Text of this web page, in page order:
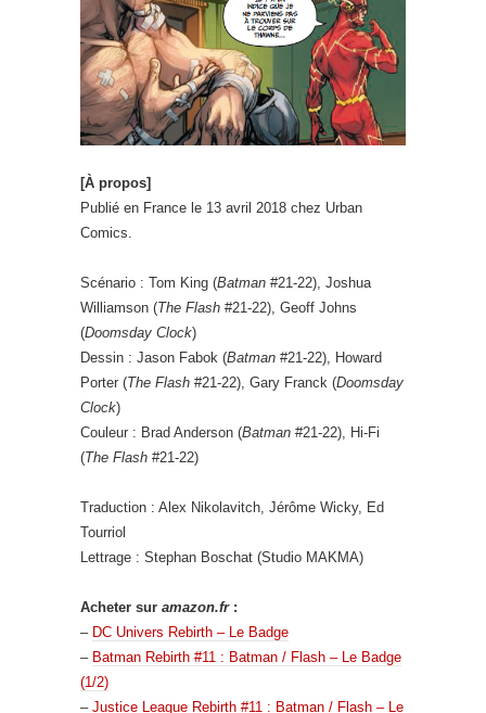
[À propos]
Publié en France le 13 avril 2018 chez Urban
Comics.
Scénario : Tom King (Batman #21-22), Joshua
Williamson (The Flash #21-22), Geoff Johns
(Doomsday Clock)
Dessin : Jason Fabok (Batman #21-22), Howard
Porter (The Flash #21-22), Gary Franck (Doomsday
Clock)
Couleur : Brad Anderson (Batman #21-22), Hi-Fi
(The Flash #21-22)
Traduction : Alex Nikolavitch, Jérôme Wicky, Ed
Tourriol
Lettrage : Stephan Boschat (Studio MAKMA)
Acheter sur amazon.fr:
– DC Univers Rebirth – Le Badge
– Batman Rebirth #11 : Batman / Flash – Le Badge
(1/2)
– Justice League Rebirth #11 : Batman / Flash – Le